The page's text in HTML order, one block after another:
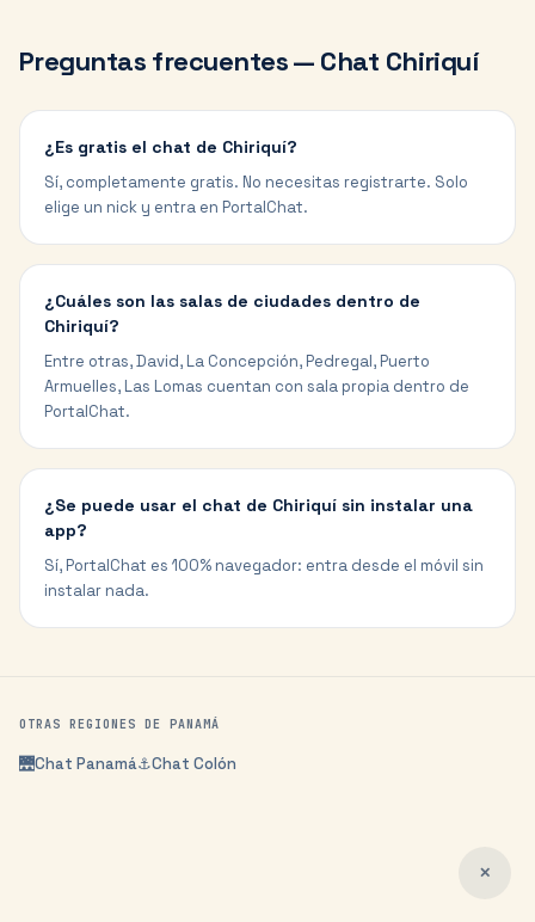
Preguntas frecuentes — Chat Chiriquí
¿Es gratis el chat de Chiriquí?
Sí, completamente gratis. No necesitas registrarte. Solo
elige un nick y entra en PortalChat.
¿Cuáles son las salas de ciudades dentro de
Chiriquí?
Entre otras, David, La Concepción, Pedregal, Puerto
Armuelles, Las Lomas cuentan con sala propia dentro de
PortalChat.
¿Se puede usar el chat de Chiriquí sin instalar una
app?
Sí, PortalChat es 100% navegador: entra desde el móvil sin
instalar nada.
OTRAS REGIONES DE PANAMÁ
🌉Chat Panamá⚓Chat Colón
✕